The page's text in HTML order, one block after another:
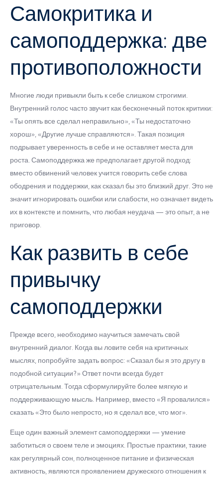
Самокритика и
самоподдержка: две
противоположности
Многие люди привыкли быть к себе слишком строгими.
Внутренний голос часто звучит как бесконечный поток критики:
«Ты опять все сделал неправильно», «Ты недостаточно
хорош», «Другие лучше справляются». Такая позиция
подрывает уверенность в себе и не оставляет места для
роста. Самоподдержка же предполагает другой подход:
вместо обвинений человек учится говорить себе слова
ободрения и поддержки, как сказал бы это близкий друг. Это не
значит игнорировать ошибки или слабости, но означает видеть
их в контексте и помнить, что любая неудача — это опыт, а не
приговор.
Как развить в себе
привычку
самоподдержки
Прежде всего, необходимо научиться замечать свой
внутренний диалог. Когда вы ловите себя на критичных
мыслях, попробуйте задать вопрос: «Сказал бы я это другу в
подобной ситуации?» Ответ почти всегда будет
отрицательным. Тогда сформулируйте более мягкую и
поддерживающую мысль. Например, вместо «Я провалился»
сказать «Это было непросто, но я сделал все, что мог».
Еще один важный элемент самоподдержки — умение
заботиться о своем теле и эмоциях. Простые практики, такие
как регулярный сон, полноценное питание и физическая
активность, являются проявлением дружеского отношения к